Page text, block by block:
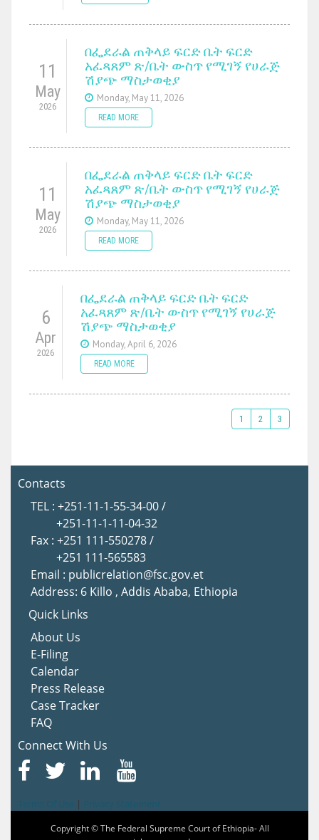
11
May
2026
በፌደራል ጠቅላይ ፍርድ ቤት ፍርድ
አፈጻጸም ጽ/ቤት ውስጥ የሚገኝ የሀራጅ
ሽያጭ ማስታወቂያ
Monday, May 11, 2026
READ MORE
11
May
2026
በፌደራል ጠቅላይ ፍርድ ቤት ፍርድ
አፈጻጸም ጽ/ቤት ውስጥ የሚገኝ የሀራጅ
ሽያጭ ማስታወቂያ
Monday, May 11, 2026
READ MORE
6
Apr
2026
በፌደራል ጠቅላይ ፍርድ ቤት ፍርድ
አፈጻጸም ጽ/ቤት ውስጥ የሚገኝ የሀራጅ
ሽያጭ ማስታወቂያ
Monday, April 6, 2026
READ MORE
1 2 3
Contacts
TEL : +251-11-1-55-34-00 /
+251-11-1-11-04-32
Fax : +251 111-550278 /
+251 111-565583
Email : publicrelation@fsc.gov.et
Address: 6 Killo , Addis Ababa, Ethiopia
Quick Links
About Us
E-Filing
Calendar
Press Release
Case Tracker
FAQ
Connect With Us
|
Copyright © The Federal Supreme Court of Ethiopia- All